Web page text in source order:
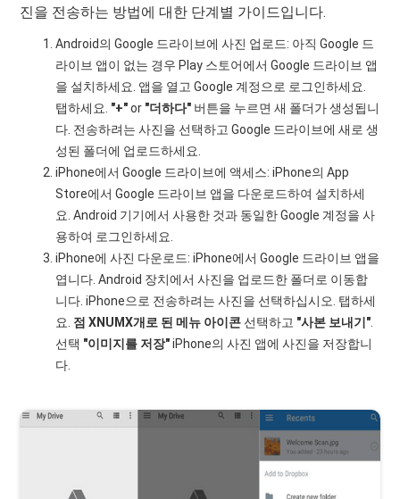
진을 전송하는 방법에 대한 단계별 가이드입니다.
Android의 Google 드라이브에 사진 업로드: 아직 Google 드
라이브 앱이 없는 경우 Play 스토어에서 Google 드라이브 앱
을 설치하세요. 앱을 열고 Google 계정으로 로그인하세요.
탭하세요. "+"or "더하다" 버튼을 누르면 새 폴더가 생성됩니
다. 전송하려는 사진을 선택하고 Google 드라이브에 새로 생
성된 폴더에 업로드하세요.
iPhone에서 Google 드라이브에 액세스: iPhone의 App
Store에서 Google 드라이브 앱을 다운로드하여 설치하세
요. Android 기기에서 사용한 것과 동일한 Google 계정을 사
용하여 로그인하세요.
iPhone에 사진 다운로드: iPhone에서 Google 드라이브 앱을
엽니다. Android 장치에서 사진을 업로드한 폴더로 이동합
니다. iPhone으로 전송하려는 사진을 선택하십시오. 탭하세
요. 점 XNUMX개로 된 메뉴 아이콘 선택하고 "사본 보내기"
선택 "이미지를 저장"iPhone의 사진 앱에 사진을 저장합니
다.